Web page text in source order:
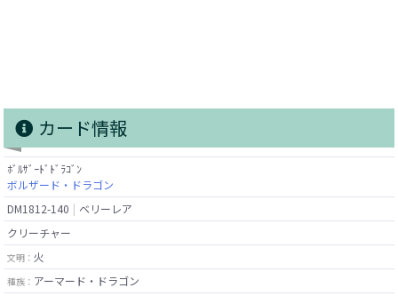
カード情報
ﾎﾞﾙｻﾞｰﾄﾞﾄﾞﾗｺﾞﾝ
ボルザード・ドラゴン
DM1812-140
ベリーレア
クリーチャー
文明： 火
種族： アーマード・ドラゴン